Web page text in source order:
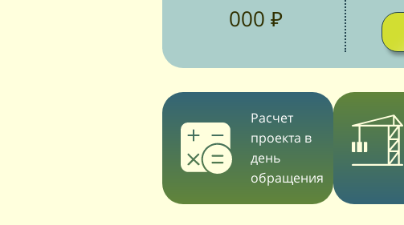
000 ₽
Расчет
проекта в
день
обращения